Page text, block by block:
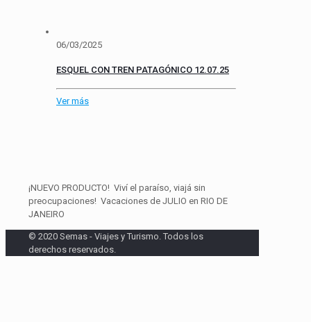
06/03/2025
ESQUEL CON TREN PATAGÓNICO 12.07.25
Ver más
¡NUEVO PRODUCTO! Viví el paraíso, viajá sin
preocupaciones! Vacaciones de JULIO en RIO DE
JANEIRO
© 2020 Semas - Viajes y Turismo. Todos los
derechos reservados.